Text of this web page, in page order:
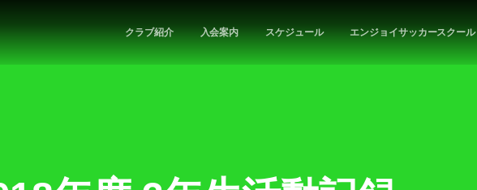
クラブ紹介 入会案内 スケジュール エンジョイサッカースクール